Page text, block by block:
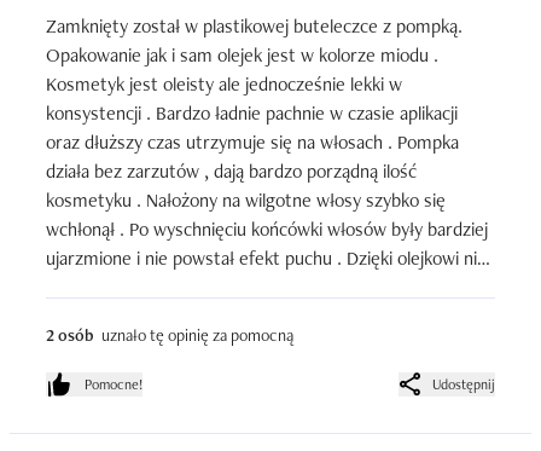
Zamknięty został w plastikowej buteleczce z pompką.
Opakowanie jak i sam olejek jest w kolorze miodu .
Kosmetyk jest oleisty ale jednocześnie lekki w
konsystencji . Bardzo ładnie pachnie w czasie aplikacji
oraz dłuższy czas utrzymuje się na włosach . Pompka
działa bez zarzutów , dają bardzo porządną ilość
kosmetyku . Nałożony na wilgotne włosy szybko się
wchłonął . Po wyschnięciu końcówki włosów były bardziej
ujarzmione i nie powstał efekt puchu . Dzięki olejkowi nie
2 osób uznało tę opinię za pomocną
Pomocne! Udostępnij